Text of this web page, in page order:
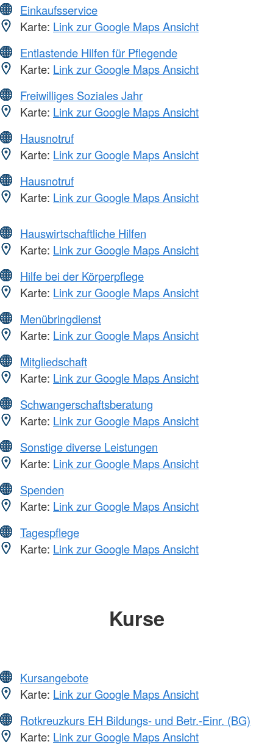
Einkaufsservice
Karte: Link zur Google Maps Ansicht
Entlastende Hilfen für Pflegende
Karte: Link zur Google Maps Ansicht
Freiwilliges Soziales Jahr
Karte: Link zur Google Maps Ansicht
Hausnotruf
Karte: Link zur Google Maps Ansicht
Hausnotruf
Karte: Link zur Google Maps Ansicht
Hauswirtschaftliche Hilfen
Karte: Link zur Google Maps Ansicht
Hilfe bei der Körperpflege
Karte: Link zur Google Maps Ansicht
Menübringdienst
Karte: Link zur Google Maps Ansicht
Mitgliedschaft
Karte: Link zur Google Maps Ansicht
Schwangerschaftsberatung
Karte: Link zur Google Maps Ansicht
Sonstige diverse Leistungen
Karte: Link zur Google Maps Ansicht
Spenden
Karte: Link zur Google Maps Ansicht
Tagespflege
Karte: Link zur Google Maps Ansicht
Kurse
Kursangebote
Karte: Link zur Google Maps Ansicht
Rotkreuzkurs EH Bildungs- und Betr.-Einr. (BG)
Karte: Link zur Google Maps Ansicht